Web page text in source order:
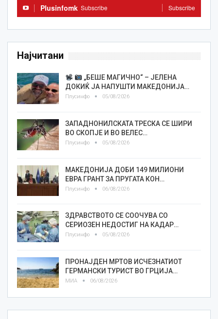
Plusinfomk Subscribe Subscribe
Најчитани
„БЕШЕ МАГИЧНО“ – ЈЕЛЕНА
ДОКИЌ ЈА НАПУШТИ МАКЕДОНИЈА…
Плусинфо 05/08/2026
ЗАПАДНОНИЛСКАТА ТРЕСКА СЕ ШИРИ
ВО СКОПЈЕ И ВО ВЕЛЕС…
Плусинфо 05/08/2026
МАКЕДОНИЈА ДОБИ 149 МИЛИОНИ
ЕВРА ГРАНТ ЗА ПРУГАТА КОН…
Плусинфо 06/08/2026
ЗДРАВСТВОТО СЕ СООЧУВА СО
СЕРИОЗЕН НЕДОСТИГ НА КАДАР…
Плусинфо 05/08/2026
ПРОНАЈДЕН МРТОВ ИСЧЕЗНАТИОТ
ГЕРМАНСКИ ТУРИСТ ВО ГРЦИЈА…
МИА 06/08/2026